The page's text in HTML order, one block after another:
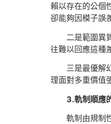
賴以存在的公個
卻能夠因模子誤
二是範圍異
往難以回應這種
三是最優解
理面對多重價值
3.軌制順應
軌制由規制